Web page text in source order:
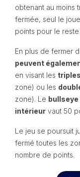
obtenant au moins
fermée, seul le
points pour le
En plus de fermer
peuvent
en visant les triples
zone) ou les
zone). Le
intérieur vaut 50
Le jeu se poursuit
fermé toutes les
nombre de points.